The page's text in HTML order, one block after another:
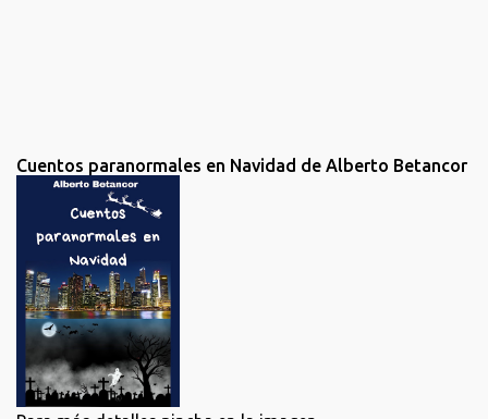
Cuentos paranormales en Navidad de Alberto Betancor